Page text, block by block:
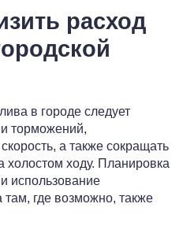
расход
в городе следует
и торможений,
а также сокращать
холостом ходу. Планировка
использование
там, где возможно, также